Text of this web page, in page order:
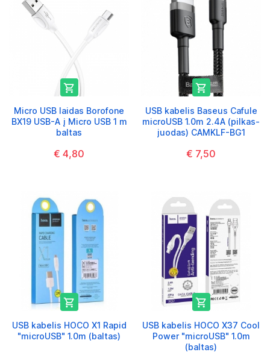

Micro USB laidas Borofone
BX19 USB-A į Micro USB 1 m
baltas
€ 4,80

USB kabelis Baseus Cafule
microUSB 1.0m 2.4A (pilkas-
juodas) CAMKLF-BG1
€ 7,50

USB kabelis HOCO X1 Rapid
"microUSB" 1.0m (baltas)

USB kabelis HOCO X37 Cool
Power "microUSB" 1.0m
(baltas)